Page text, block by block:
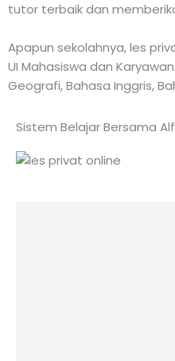
tutor terbaik dan
Apapun sekolahnya, les
UI Mahasiswa dan
Geografi, Bahasa Inggris,
Sistem Belajar Bersama